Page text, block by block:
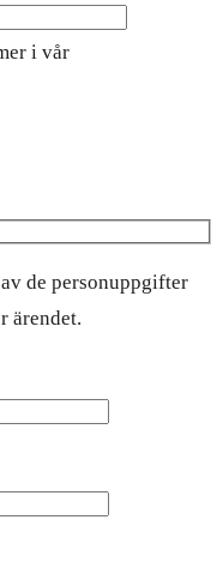
i vår
de personuppgifter
ärendet.